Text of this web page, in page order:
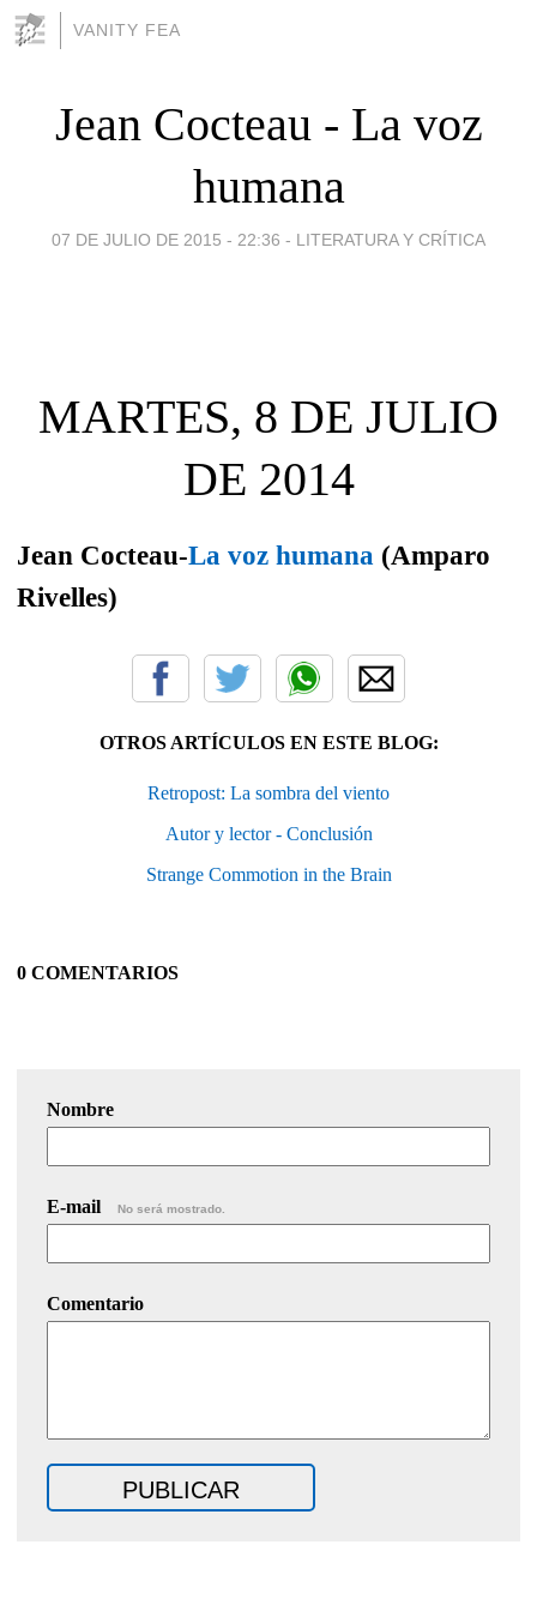
VANITY FEA
Jean Cocteau - La voz
humana
07 DE JULIO DE 2015 - 22:36 - LITERATURA Y CRÍTICA
MARTES, 8 DE JULIO
DE 2014
Jean Cocteau-La voz humana (Amparo
Rivelles)
OTROS ARTÍCULOS EN ESTE BLOG:
Retropost: La sombra del viento
Autor y lector - Conclusión
Strange Commotion in the Brain
0 COMENTARIOS
Nombre
E-mail No será mostrado.
Comentario